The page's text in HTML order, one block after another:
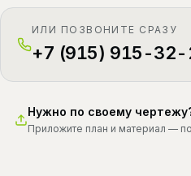
ИЛИ ПОЗВОНИТЕ СРАЗУ
+7 (915) 915-
Нужно по своему
Приложите план и материал —